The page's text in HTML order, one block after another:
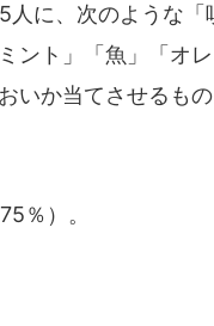
に、次のような「
ント」「魚」「オレ
いか当てさせるも
％）。